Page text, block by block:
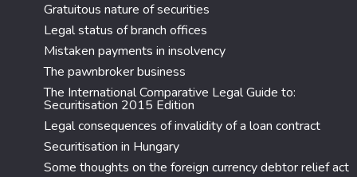
Gratuitous nature of securities
Legal status of branch offices
Mistaken payments in insolvency
The pawnbroker business
The International Comparative Legal Guide to:
Securitisation 2015 Edition
Legal consequences of invalidity of a loan contract
Securitisation in Hungary
Some thoughts on the foreign currency debtor relief act